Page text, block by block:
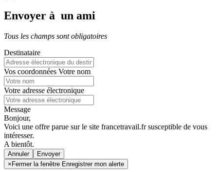
Envoyer à un ami
Tous les champs sont obligatoires
Destinataire
Vos coordonnées Votre nom
Votre adresse électronique
Message
Bonjour,
Voici une offre parue sur le site francetravail.fr susceptible de vous
intéresser.
A bientôt.
Annuler
× Fermer la fenêtre Enregistrer mon alerte